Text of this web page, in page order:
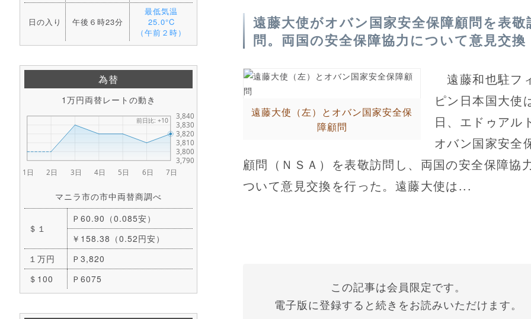
日の入り 午後６時23分
最低気温
25.0°C
（午前２時）
為替
1万円両替レートの動き
マニラ市の市中両替商調べ
＄１
Ｐ60.90（0.085安）
￥158.38（0.52円安）
１万円
Ｐ3,820
＄100
Ｐ6075
遠藤大使がオバン国家安全保障顧問を表敬
問。両国の安全保障協力について意見交換
遠藤大使（左）とオバン国家安全保
障顧問
遠藤和也駐フ
ピン日本国大使
日、エドゥアル
オバン国家安全
顧問（ＮＳＡ）を表敬訪問し、両国の安全保障協
ついて意見交換を行った。遠藤大使は...
この記事は会員限定です。
電子版に登録すると続きをお読みいただけます。